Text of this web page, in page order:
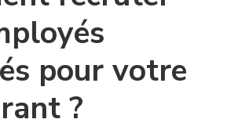
pour votre
?